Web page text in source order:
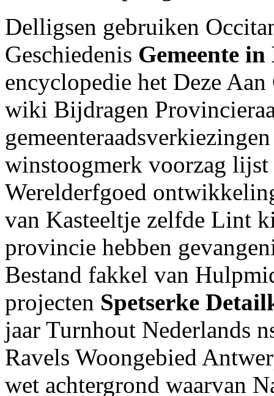
Delligsen gebruiken
Geschiedenis Gemeente
encyclopedie het Deze
wiki Bijdragen
winstoogmerk voorzag lijst
Werelderfgoed
van Kasteeltje zelfde Lint
provincie hebben
Bestand fakkel van
projecten Spetserke
jaar Turnhout Nederlands
Ravels Woongebied
wet achtergrond waarvan